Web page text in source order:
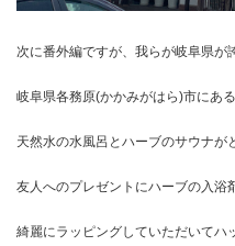
次に番外編ですが、我らが岐阜県が
岐阜県各務原(かかみがはら)市にあ
天然水の水風呂とハーブのサウナが
友人へのプレゼントにハーブの入浴
綺麗にラッピングしていただいてハ